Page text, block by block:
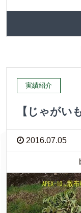
実績紹介
【じゃがい
2016.07.05